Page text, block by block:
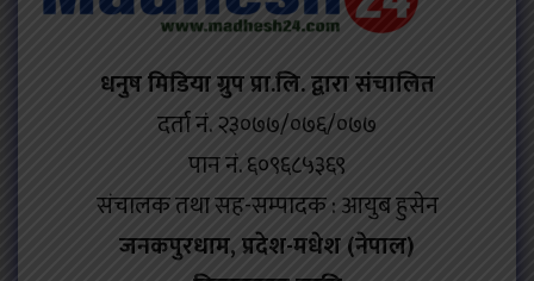
धनुष मिडिया ग्रुप प्रा.लि. द्वारा संचालित
दर्ता नं. २३०७७/०७६/०७७
पान नं. ६०९६८५३६९
संचालक तथा सह-सम्पादक : आयुब हुसेन
जनकपुरधाम, प्रदेश-मधेश (नेपाल)